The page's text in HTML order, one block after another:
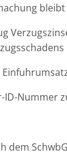
Nummer
dem